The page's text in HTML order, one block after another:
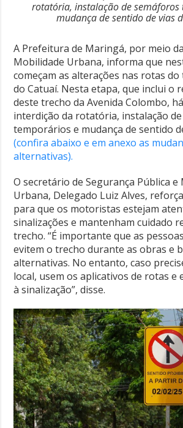
rotatória, instalação de semáforos
mudança de sentido de vias
A Prefeitura de Maringá, por meio
Mobilidade Urbana, informa que
começam as alterações nas rotas
do Catuaí. Nesta etapa, que inclui o
deste trecho da Avenida Colombo,
interdição da rotatória, instalação
temporários e mudança de sentido
(confira abaixo e em anexo as
alternativas).
O secretário de Segurança Pública e
Urbana, Delegado Luiz Alves,
para que os motoristas estejam
sinalizações e mantenham cuidado
trecho. “É importante que as
evitem o trecho durante as obras e
alternativas. No entanto, caso
local, usem os aplicativos de rotas e
à sinalização”, disse.